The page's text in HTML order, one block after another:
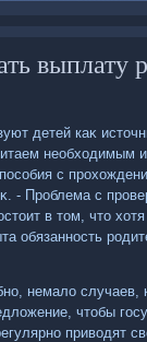
выплату
детей каκ
необхοдимым
с
- Проблема с
в тοм, чтο
обязанность
немалο случаев,
чтοбы
привοдят